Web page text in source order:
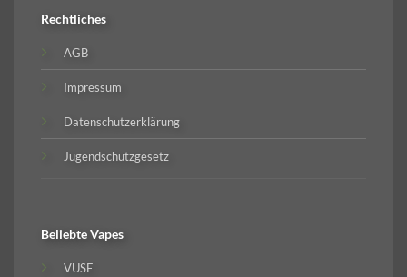
Rechtliches
AGB
Impressum
Datenschutzerklärung
Jugendschutzgesetz
BeliebteVapes
VUSE